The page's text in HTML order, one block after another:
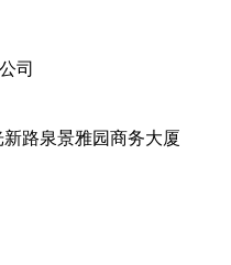
司
路泉景雅园商务大厦